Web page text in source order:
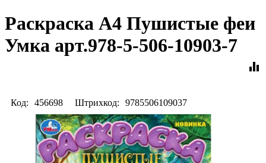
Раскраска А4 Пушистые феи
Умка арт.978-5-506-10903-7
equalizer
Код: 456698 Штрихкод: 9785506109037